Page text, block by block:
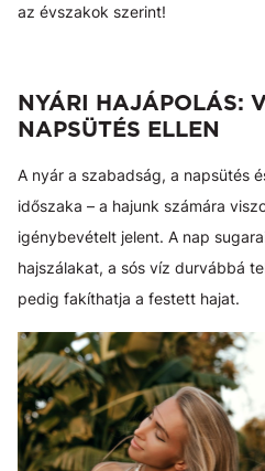
az évszakok szerint!
NYÁRI HAJÁPOLÁS:
NAPSÜTÉS ELLEN
A nyár a szabadság, a napsütés
időszaka – a hajunk számára
igénybevételt jelent. A nap
hajszálakat, a sós víz durvábbá
pedig fakíthatja a festett hajat.